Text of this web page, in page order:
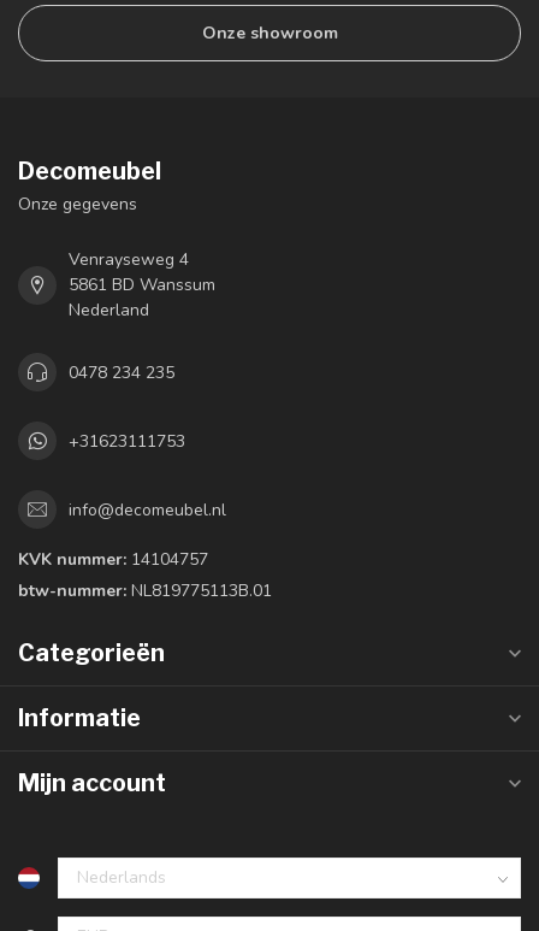
Onze showroom
Decomeubel
Onze gegevens
Venrayseweg 4
5861 BD Wanssum
Nederland
0478 234 235
+31623111753
info@decomeubel.nl
KVK nummer: 14104757
btw-nummer: NL819775113B.01
Categorieën
Informatie
Mijn account